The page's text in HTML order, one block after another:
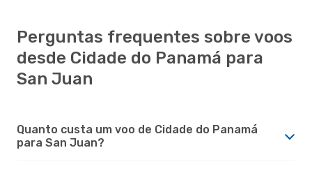
Perguntas frequentes sobre voos
desde Cidade do Panamá para
San Juan
Quanto custa um voo de Cidade do Panamá
para San Juan?